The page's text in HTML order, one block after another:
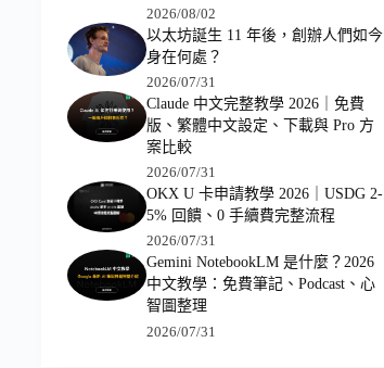
2026/08/02
以太坊誕生 11 年後，創辦人們如今
身在何處？
2026/07/31
Claude 中文完整教學 2026｜免費
版、繁體中文設定、下載與 Pro 方
案比較
2026/07/31
OKX U 卡申請教學 2026｜USDG 2-
5% 回饋、0 手續費完整流程
2026/07/31
Gemini NotebookLM 是什麼？2026
中文教學：免費筆記、Podcast、心
智圖整理
2026/07/31